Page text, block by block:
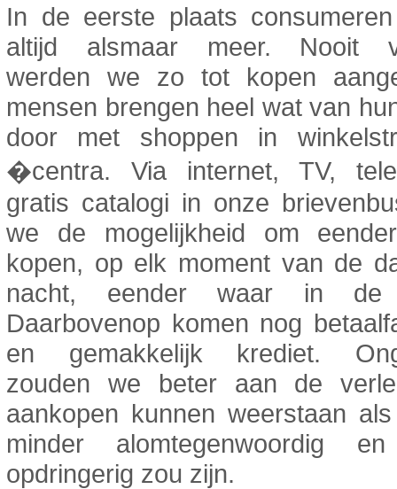
In de eerste plaats
altijd alsmaar meer. Nooit
werden we zo tot kopen
mensen brengen heel wat van
door met shoppen in
�centra. Via internet, TV,
gratis catalogi in onze
we de mogelijkheid om
kopen, op elk moment van de
nacht, eender waar in de
Daarbovenop komen nog
en gemakkelijk krediet.
zouden we beter aan de
aankopen kunnen weerstaan
minder alomtegenwoordig
opdringerig zou zijn.